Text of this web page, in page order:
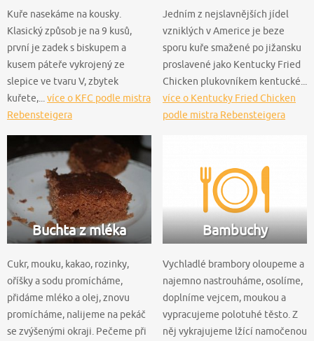
Kuře nasekáme na kousky.
Klasický způsob je na 9 kusů,
první je zadek s biskupem a
kusem páteře vykrojený ze
slepice ve tvaru V, zbytek
kuřete,...více o KFC podle mistra
Rebensteigera
Jedním z nejslavnějších jídel
vzniklých v Americe je beze
sporu kuře smažené po jižansku
proslavené jako Kentucky Fried
Chicken plukovníkem kentucké...
více o Kentucky Fried Chicken
podle mistra Rebensteigera
Buchta z mléka
Cukr, mouku, kakao, rozinky,
oříšky a sodu promícháme,
přidáme mléko a olej, znovu
promícháme, nalijeme na pekáč
se zvýšenými okraji. Pečeme při
Bambuchy
Vychladlé brambory oloupeme a
najemno nastrouháme, osolíme,
doplníme vejcem, moukou a
vypracujeme polotuhé těsto. Z
něj vykrajujeme lžící namočenou